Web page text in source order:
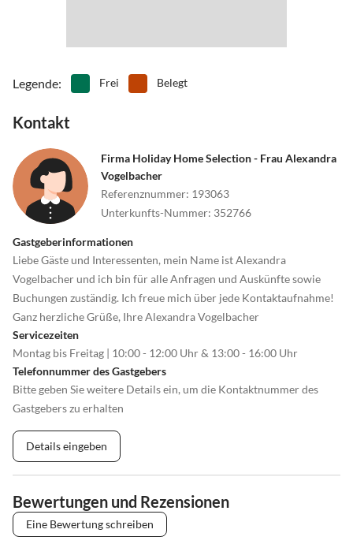
Legende: Frei Belegt
Kontakt
Firma Holiday Home Selection - Frau Alexandra
Vogelbacher
Referenznummer: 193063
Unterkunfts-Nummer: 352766
Gastgeberinformationen
Liebe Gäste und Interessenten, mein Name ist Alexandra
Vogelbacher und ich bin für alle Anfragen und Auskünfte sowie
Buchungen zuständig. Ich freue mich über jede Kontaktaufnahme!
Ganz herzliche Grüße, Ihre Alexandra Vogelbacher
Servicezeiten
Montag bis Freitag | 10:00 - 12:00 Uhr & 13:00 - 16:00 Uhr
Telefonnummer des Gastgebers
Bitte geben Sie weitere Details ein, um die Kontaktnummer des
Gastgebers zu erhalten
Details eingeben
Bewertungen und Rezensionen
Eine Bewertung schreiben